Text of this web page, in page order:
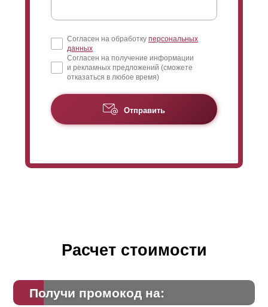
Согласен на обработку персональных
данных
Согласен на получение информации
и рекламных предложений (сможете
отказаться в любое время)
Отправить
Расчет стоимости
Получи промокод на: